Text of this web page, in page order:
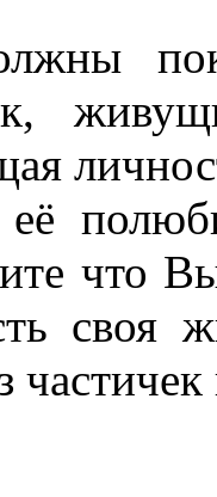
её
что
своя